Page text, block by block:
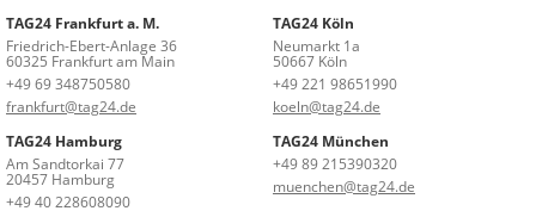
TAG24 Frankfurt a. M.
Friedrich-Ebert-Anlage 36
60325 Frankfurt am Main
+49 69 348750580
frankfurt@tag24.de
TAG24 Köln
Neumarkt 1a
50667 Köln
+49 221 98651990
koeln@tag24.de
TAG24 Hamburg
Am Sandtorkai 77
20457 Hamburg
+49 40 228608090
TAG24 München
+49 89 215390320
muenchen@tag24.de